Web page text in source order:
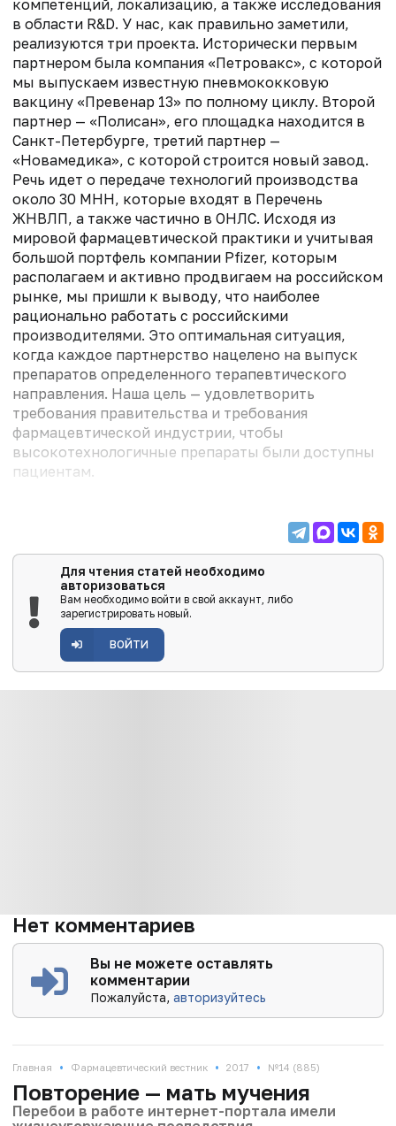
компетенций, локализацию, а также исследования
в области R&D. У нас, как правильно заметили,
реализуются три проекта. Исторически первым
партнером была компания «Петровакс», с которой
мы выпускаем известную пневмококковую
вакцину «Превенар 13» по полному циклу. Второй
партнер — «Полисан», его площадка находится в
Санкт-Петербурге, третий партнер —
«Новамедика», с которой строится новый завод.
Речь идет о передаче технологий производства
около 30 МНН, которые входят в Перечень
ЖНВЛП, а также частично в ОНЛС. Исходя из
мировой фармацевтической практики и учитывая
большой портфель компании Pfizer, которым
располагаем и активно продвигаем на российском
рынке, мы пришли к выводу, что наиболее
рационально работать с российскими
производителями. Это оптимальная ситуация,
когда каждое партнерство нацелено на выпуск
препаратов определенного терапевтического
направления. Наша цель — удовлетворить
требования правительства и требования
фармацевтической индустрии, чтобы
высокотехнологичные препараты были доступны
пациентам.
Для чтения статей необходимо
авторизоваться
Вам необходимо войти в свой аккаунт, либо
зарегистрировать новый.
ВОЙТИ
Нет комментариев
Вы не можете оставлять
комментарии
Пожалуйста,авторизуйтесь
Главная • Фармацевтический вестник • 2017 • №14 (885)
Повторение — мать мучения
Перебои в работе интернет-портала имели